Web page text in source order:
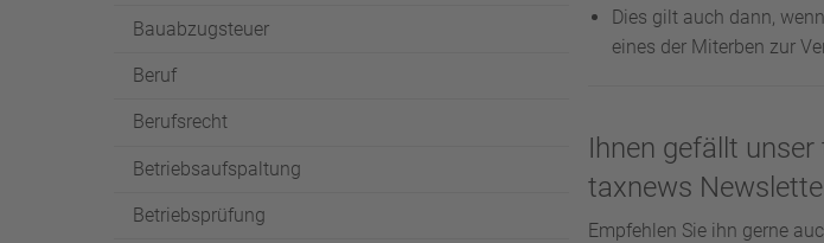
Bauabzugsteuer
Beruf
Berufsrecht
Betriebsaufspaltung
Betriebsprüfung
Dies gilt auch dann,
eines der Miterben zur
Ihnen gefällt
taxnews
Empfehlen Sie ihn gerne